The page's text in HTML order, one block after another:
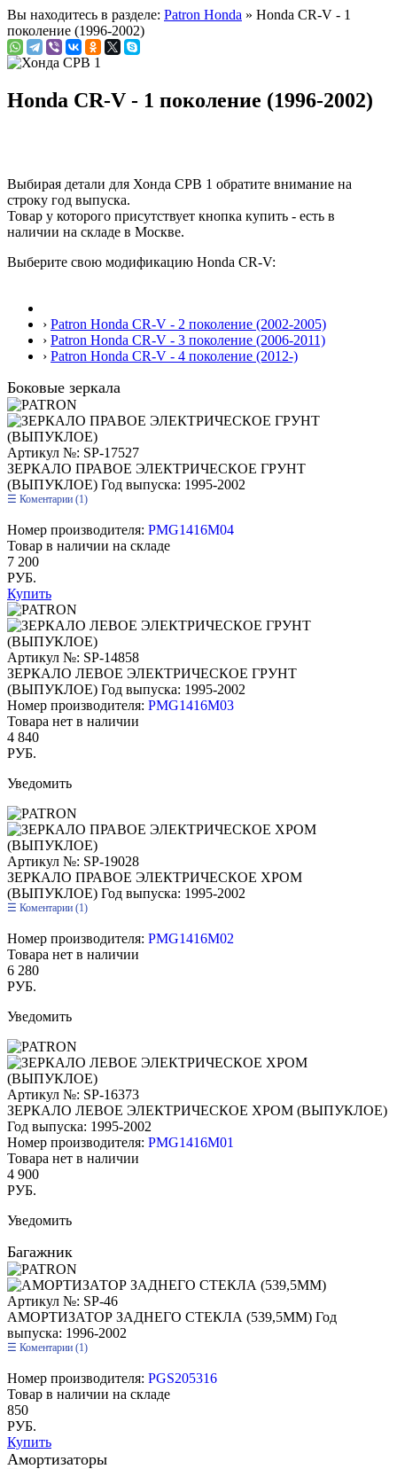
Вы находитесь в разделе: Patron Honda » Honda CR-V - 1
поколение (1996-2002)
Honda CR-V - 1 поколение (1996-2002)
Выбирая детали для Хонда СРВ 1 обратите внимание на
строку год выпуска.
Товар у которого присутствует кнопка купить - есть в
наличии на складе в Москве.
Выберите свою модификацию Honda CR-V:
› Patron Honda CR-V - 2 поколение (2002-2005)
› Patron Honda CR-V - 3 поколение (2006-2011)
› Patron Honda CR-V - 4 поколение (2012-)
Боковые зеркала
Артикул №: SP-17527
ЗЕРКАЛО ПРАВОЕ ЭЛЕКТРИЧЕСКОЕ ГРУНТ
(ВЫПУКЛОЕ) Год выпуска: 1995-2002
Коментарии (1)
Номер производителя: PMG1416M04
Товар в наличии на складе
7 200
РУБ.
Купить
Артикул №: SP-14858
ЗЕРКАЛО ЛЕВОЕ ЭЛЕКТРИЧЕСКОЕ ГРУНТ
(ВЫПУКЛОЕ) Год выпуска: 1995-2002
Номер производителя: PMG1416M03
Товара нет в наличии
4 840
РУБ.
Уведомить
Артикул №: SP-19028
ЗЕРКАЛО ПРАВОЕ ЭЛЕКТРИЧЕСКОЕ ХРОМ
(ВЫПУКЛОЕ) Год выпуска: 1995-2002
Коментарии (1)
Номер производителя: PMG1416M02
Товара нет в наличии
6 280
РУБ.
Уведомить
Артикул №: SP-16373
ЗЕРКАЛО ЛЕВОЕ ЭЛЕКТРИЧЕСКОЕ ХРОМ (ВЫПУКЛОЕ)
Год выпуска: 1995-2002
Номер производителя: PMG1416M01
Товара нет в наличии
4 900
РУБ.
Уведомить
Багажник
Артикул №: SP-46
АМОРТИЗАТОР ЗАДНЕГО СТЕКЛА (539,5ММ) Год
выпуска: 1996-2002
Коментарии (1)
Номер производителя: PGS205316
Товар в наличии на складе
850
РУБ.
Купить
Амортизаторы